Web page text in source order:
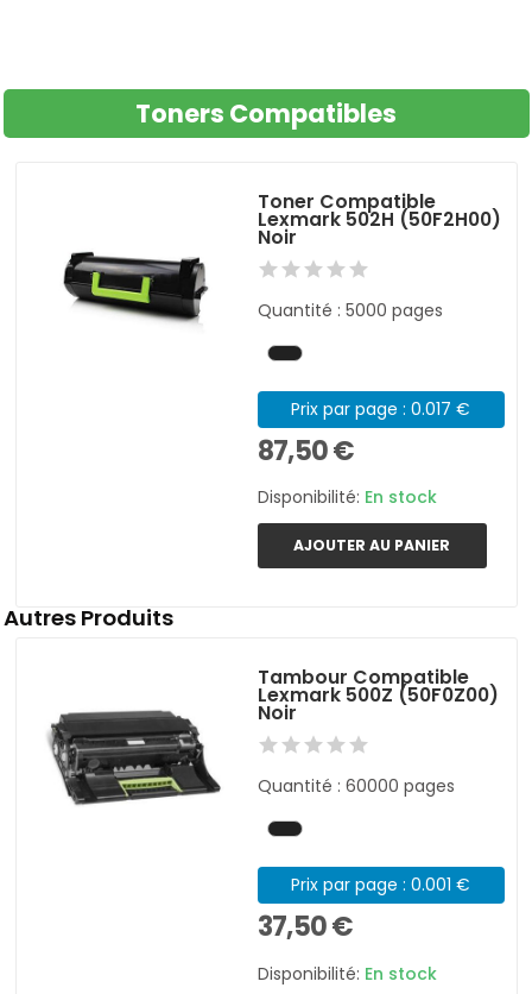
Toners Compatibles
Toner Compatible
Lexmark 502H (50F2H00)
Noir
Quantité : 5000 pages
Prix par page : 0.017 €
87,50 €
Disponibilité: En stock
AJOUTER AU PANIER
Autres Produits
Tambour Compatible
Lexmark 500Z (50F0Z00)
Noir
Quantité : 60000 pages
Prix par page : 0.001 €
37,50 €
Disponibilité: En stock